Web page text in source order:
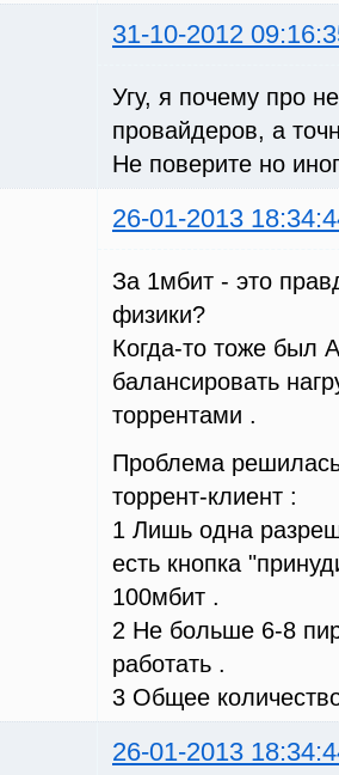
31-10-2012
Угу, я почему про
провайдеров, а
Не поверите но
26-01-2013
За 1мбит - это
физики?
Когда-то тоже был
балансировать
торрентами .
Проблема решилась
торрент-клиент :
1 Лишь одна
есть кнопка
100мбит .
2 Не больше 6-8
работать .
3 Общее
26-01-2013